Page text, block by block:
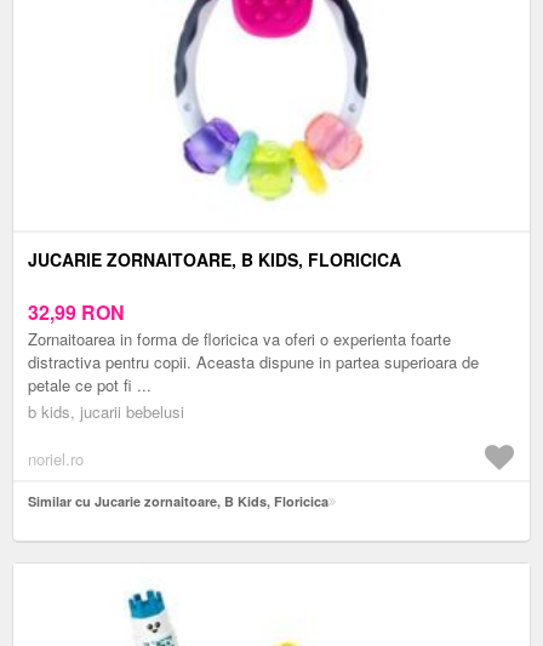
JUCARIE ZORNAITOARE, B KIDS, FLORICICA
32,99 RON
Zornaitoarea in forma de floricica va oferi o experienta foarte
distractiva pentru copii. Aceasta dispune in partea superioara de
petale ce pot fi ...
b kids, jucarii bebelusi
noriel.ro
Similar cu Jucarie zornaitoare, B Kids, Floricica